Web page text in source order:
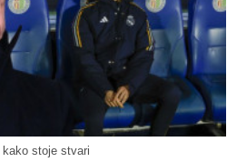
stoje stvari